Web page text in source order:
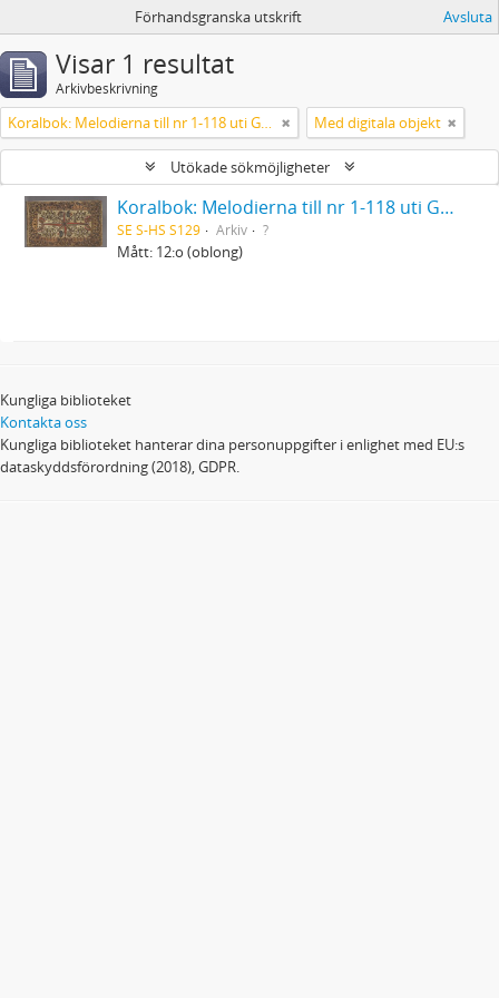
Förhandsgranska utskrift Avsluta
Visar 1 resultat
Arkivbeskrivning
Koralbok: Melodierna till nr 1-118 uti Gamla Psalmboken, enstämmigt satta Med digitala objekt
Utökade sökmöjligheter
Koralbok: Melodierna till nr 1-118 uti Gamla Psalmboken, enstämmigt satta
SE S-HS S129 Arkiv ?
Mått: 12:o (oblong)
Kungliga biblioteket
Kontakta oss
Kungliga biblioteket hanterar dina personuppgifter i enlighet med EU:s
dataskyddsförordning (2018), GDPR.